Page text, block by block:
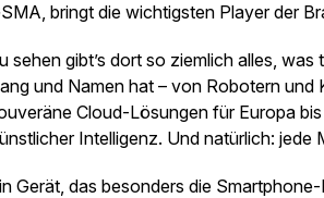
bringt die wichtigsten Player der
sehen gibt’s dort so ziemlich alles,
und Namen hat – von Robotern und
Cloud-Lösungen für Europa
Intelligenz. Und natürlich: jede
Gerät, das besonders die